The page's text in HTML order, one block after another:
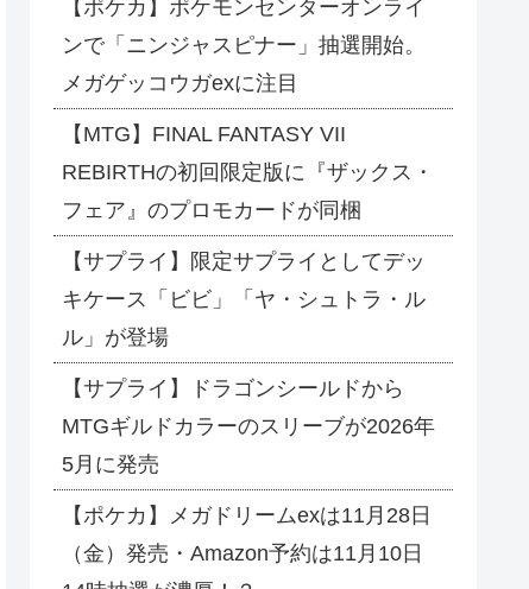
【ポケカ】ポケモンセンターオンライ
ンで「ニンジャスピナー」抽選開始。
メガゲッコウガexに注目
【MTG】FINAL FANTASY VII
REBIRTHの初回限定版に『ザックス・
フェア』のプロモカードが同梱
【サプライ】限定サプライとしてデッ
キケース「ビビ」「ヤ・シュトラ・ル
ル」が登場
【サプライ】ドラゴンシールドから
MTGギルドカラーのスリーブが2026年
5月に発売
【ポケカ】メガドリームexは11月28日
（金）発売・Amazon予約は11月10日